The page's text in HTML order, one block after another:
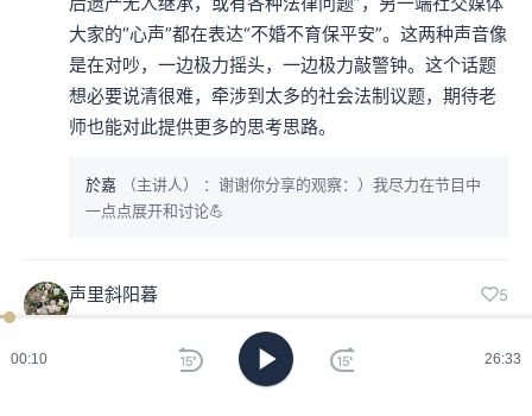
00:11 26:33
大家的“心声”都在表达“不婚不育保平安”。这两种声音像
是在对吵，一边极力摇头，一边极力敲警钟。这个话题
想必要说清很难，牵涉到太多的社会法制议题，期待老
师也能对此提供更多的思考思路。
於嘉 （主讲人）
：谢谢你分享的观察：）我尽力在节目中
一点点展开和讨论💪
声里斜阳暮 5
守护着对真爱的惦念，预防这份美好被消费型婚姻的荼
毒损害。。。也算是延续“五四运动”的革命成果了